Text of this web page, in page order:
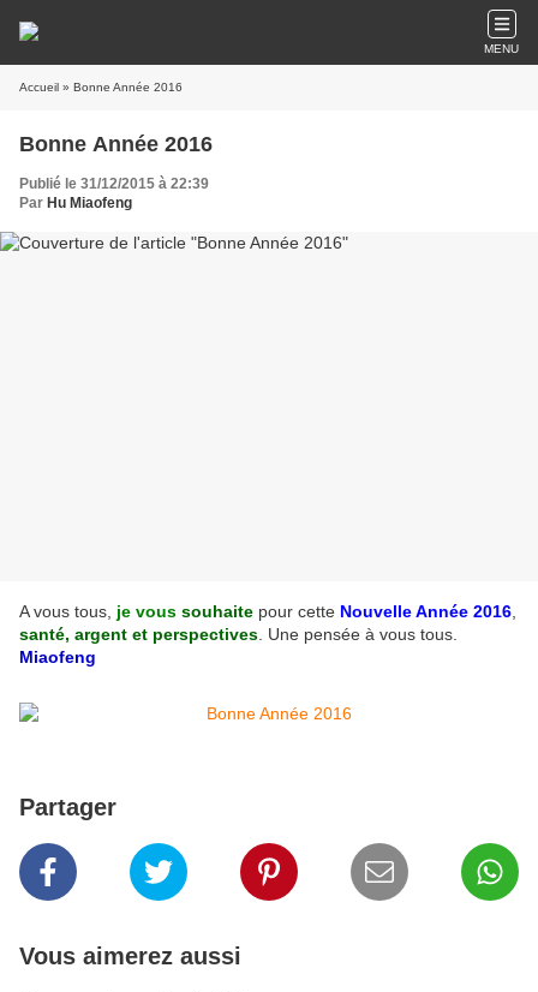
MENU
Accueil » Bonne Année 2016
Bonne Année 2016
Publié le 31/12/2015 à 22:39
Par Hu Miaofeng
A vous tous, je vous souhaite pour cette Nouvelle Année 2016
santé, argent et perspectives . Une pensée à vous tous.
Miaofeng
Partager
Vous aimerez aussi